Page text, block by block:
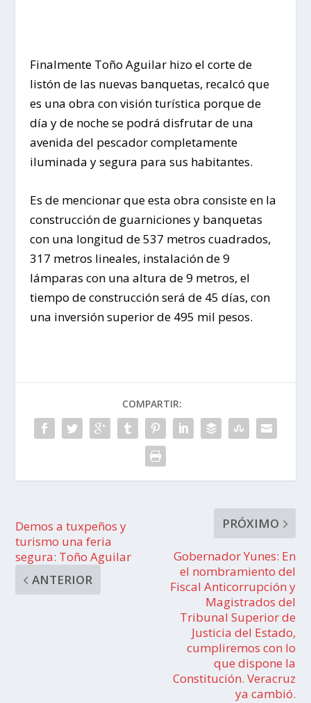
Finalmente Toño Aguilar hizo el corte de
listón de las nuevas banquetas, recalcó que
es una obra con visión turística porque de
día y de noche se podrá disfrutar de una
avenida del pescador completamente
iluminada y segura para sus habitantes.
Es de mencionar que esta obra consiste en la
construcción de guarniciones y banquetas
con una longitud de 537 metros cuadrados,
317 metros lineales, instalación de 9
lámparas con una altura de 9 metros, el
tiempo de construcción será de 45 días, con
una inversión superior de 495 mil pesos.
COMPARTIR:
Demos a tuxpeños y
turismo una feria
segura: Toño Aguilar
ANTERIOR
PRÓXIMO
Gobernador Yunes: En
el nombramiento del
Fiscal Anticorrupción y
Magistrados del
Tribunal Superior de
Justicia del Estado,
cumpliremos con lo
que dispone la
Constitución. Veracruz
ya cambió.